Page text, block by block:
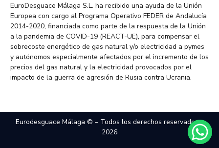
EuroDesguace Málaga S.L. ha recibido una ayuda de la Unión
Europea con cargo al Programa Operativo FEDER de Andalucía
2014-2020, financiada como parte de la respuesta de la Unión
a la pandemia de COVID-19 (REACT-UE), para compensar el
sobrecoste energético de gas natural y/o electricidad a pymes
y autónomos especialmente afectados por el incremento de los
precios del gas natural y la electricidad provocados por el
impacto de la guerra de agresión de Rusia contra Ucrania.
Eurodesguace Málaga © – Todos los derechos reservados –
2026